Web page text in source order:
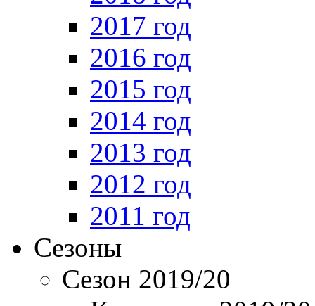
2017 год
2016 год
2015 год
2014 год
2013 год
2012 год
2011 год
Сезоны
Сезон 2019/20